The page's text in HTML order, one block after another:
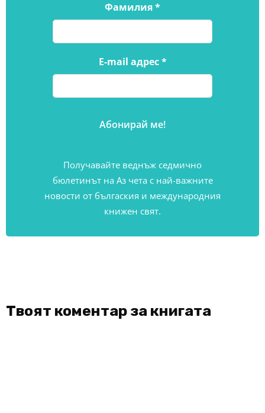
Фамилия*
E-mail адрес*
Получавайте веднъж седмично
бюлетинът на Аз чета с най-важните
новости от бългаския и международния
книжен свят.
Твоят коментар за книгата